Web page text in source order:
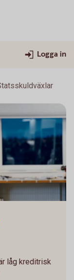
Logga in
låg kreditrisk